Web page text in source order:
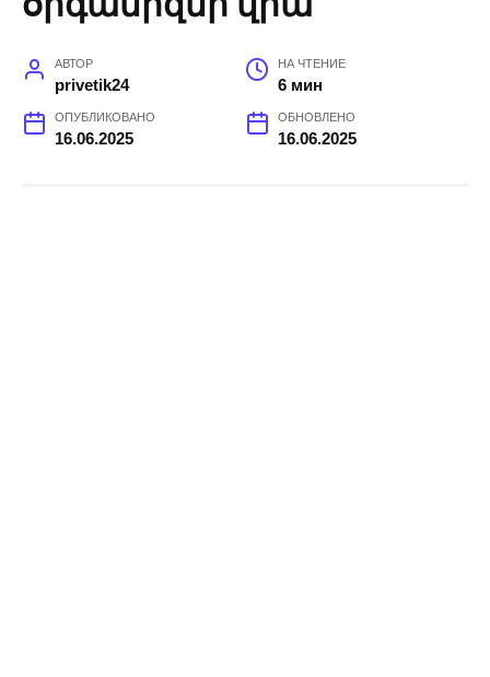
АВТОР
privetik24
НА ЧТЕНИЕ
6 мин
ОПУБЛИКОВАНО
16.06.2025
ОБНОВЛЕНО
16.06.2025